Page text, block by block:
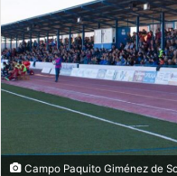
Campo Paquito Giménez de